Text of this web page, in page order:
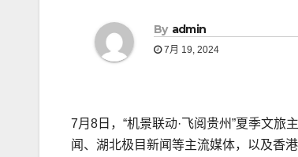
By admin
7月 19, 2024
7月8日，“机景联动·飞阅贵州”夏季文
闻、湖北极目新闻等主流媒体，以及香